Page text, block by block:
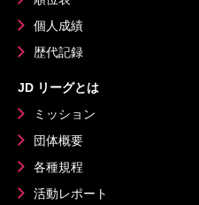
個人成績
歴代記録
JD リーグとは
ミッション
団体概要
各種規程
活動レポート